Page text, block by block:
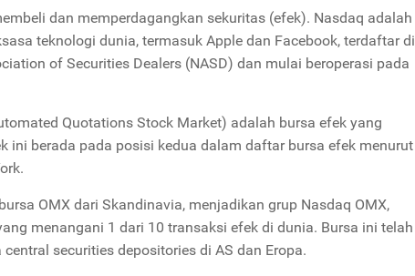
dan memperdagangkan sekuritas (efek). Nasdaq adalah
teknologi dunia, termasuk Apple dan Facebook, terdaftar di
of Securities Dealers (NASD) dan mulai beroperasi pada
Quotations Stock Market) adalah bursa efek yang
ini berada pada posisi kedua dalam daftar bursa efek menurut
OMX dari Skandinavia, menjadikan grup Nasdaq OMX,
menangani 1 dari 10 transaksi efek di dunia. Bursa ini telah
securities depositories di AS dan Eropa.